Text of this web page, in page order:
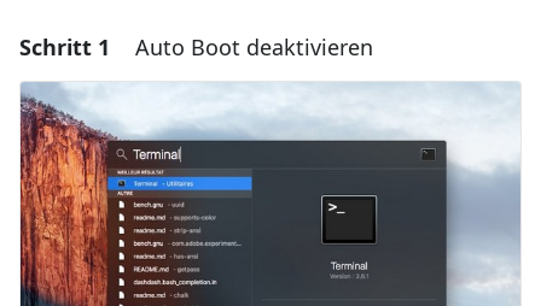
Schritt 1 Auto Boot deaktivieren